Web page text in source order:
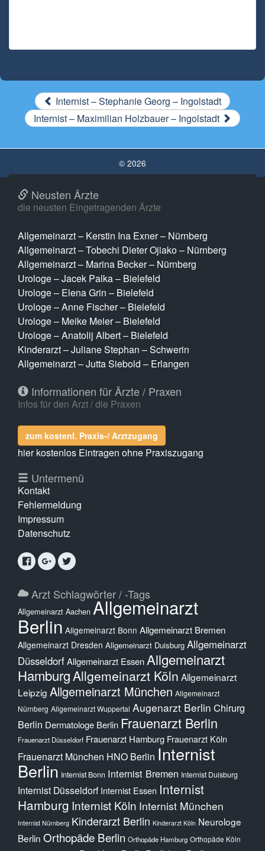
Internist – Stephanie Georg – Ingolstadt
Internist – Maximilian Holzbauer – Ingolstadt
© 2026
Neusten Ärzte
die neusten Eingetragenden Ärzte
Allgemeinarzt – Kerstin Ina Exner – Nürnberg
Allgemeinarzt – Tobechi Dieter Ojiako – Nürnberg
Allgemeinarzt – Marina Becker – Nürnberg
Urologe – Jacek Palka – Bielefeld
Urologe – Elena Grin – Bielefeld
Urologe – Anne Fischer – Bielefeld
Urologe – Meike Meier – Bielefeld
Urologe – Anatolij Albert – Bielefeld
Kinderarzt – Juliane Stephan – Schwerin
Allgemeinarzt – Jutta Siebold – Erlangen
Informationen für Ärzte / Praxen
Infos für den Arzt / die Praxen
zum kostenl. Praxis-/ Arztzugang
hier kostenlos Eintragen ohne Praxiszugang
Untermenü
Kontakt
Fehlermeldung
Impressum
Datenschutz
Arzt Schlagwörter / -Tags
Allgemeinarzt Aachen Allgemeinarzt
Berlin Allgemeinarzt Bonn Allgemeinarzt Bremen
Allgemeinarzt Dresden Allgemeinarzt Duisburg Allgemeinarzt
DüsseldorfAllgemeinarzt Essen Allgemeinarzt
HamburgAllgemeinarzt Köln Allgemeinarzt
Leipzig Allgemeinarzt München Allgemeinarzt
Nürnberg Allgemeinarzt Wuppertal Augenarzt Berlin Chirurg
Berlin Dermatologe Berlin Frauenarzt Berlin
Frauenarzt Düsseldorf Frauenarzt Hamburg Frauenarzt Köln
Frauenarzt München HNO Berlin Internist
Berlin Internist Bonn Internist Bremen Internist Duisburg
Internist Düsseldorf Internist Essen Internist
Hamburg Internist Köln Internist München
Internist Nürnberg Kinderarzt Berlin Kinderarzt Köln Neurologe
Berlin Orthopäde Berlin Orthopäde Hamburg Orthopäde Köln